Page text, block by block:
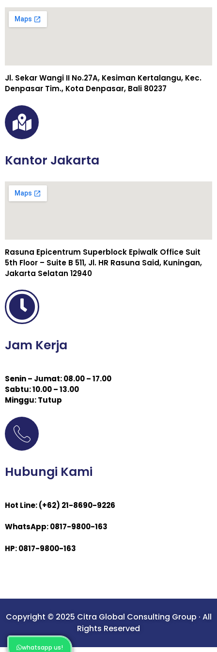
whatsapp us!
Jl. Sekar Wangi II No.27A, Kesiman Kertalangu, Kec.
Denpasar Tim., Kota Denpasar, Bali 80237
Kantor Jakarta
Rasuna Epicentrum Superblock Epiwalk Office Suit
5th Floor – Suite B 511, Jl. HR Rasuna Said, Kuningan,
Jakarta Selatan 12940
Jam Kerja
Senin – Jumat: 08.00 – 17.00
Sabtu: 10.00 – 13.00
Minggu: Tutup
Hubungi Kami
Hot Line: (+62) 21-8690-9226
WhatsApp: 0817-9800-163
HP: 0817-9800-163
Copyright © 2025 Citra Global Consulting Group · All
Rights Reserved